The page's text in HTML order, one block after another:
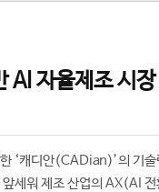
AI 자율제조 시
‘캐디안(CADian)’의 기술
세워 제조 산업의 AX(AI